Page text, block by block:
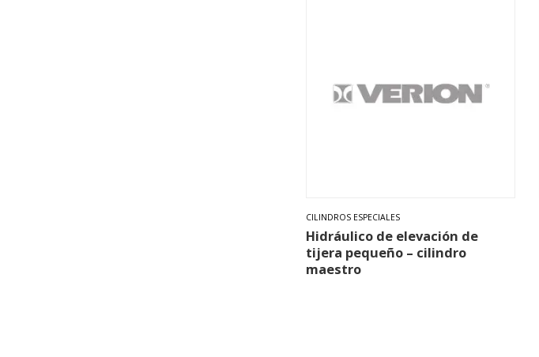
CILINDROS ESPECIALES
Hidráulico de elevación de
tijera pequeño – cilindro
maestro